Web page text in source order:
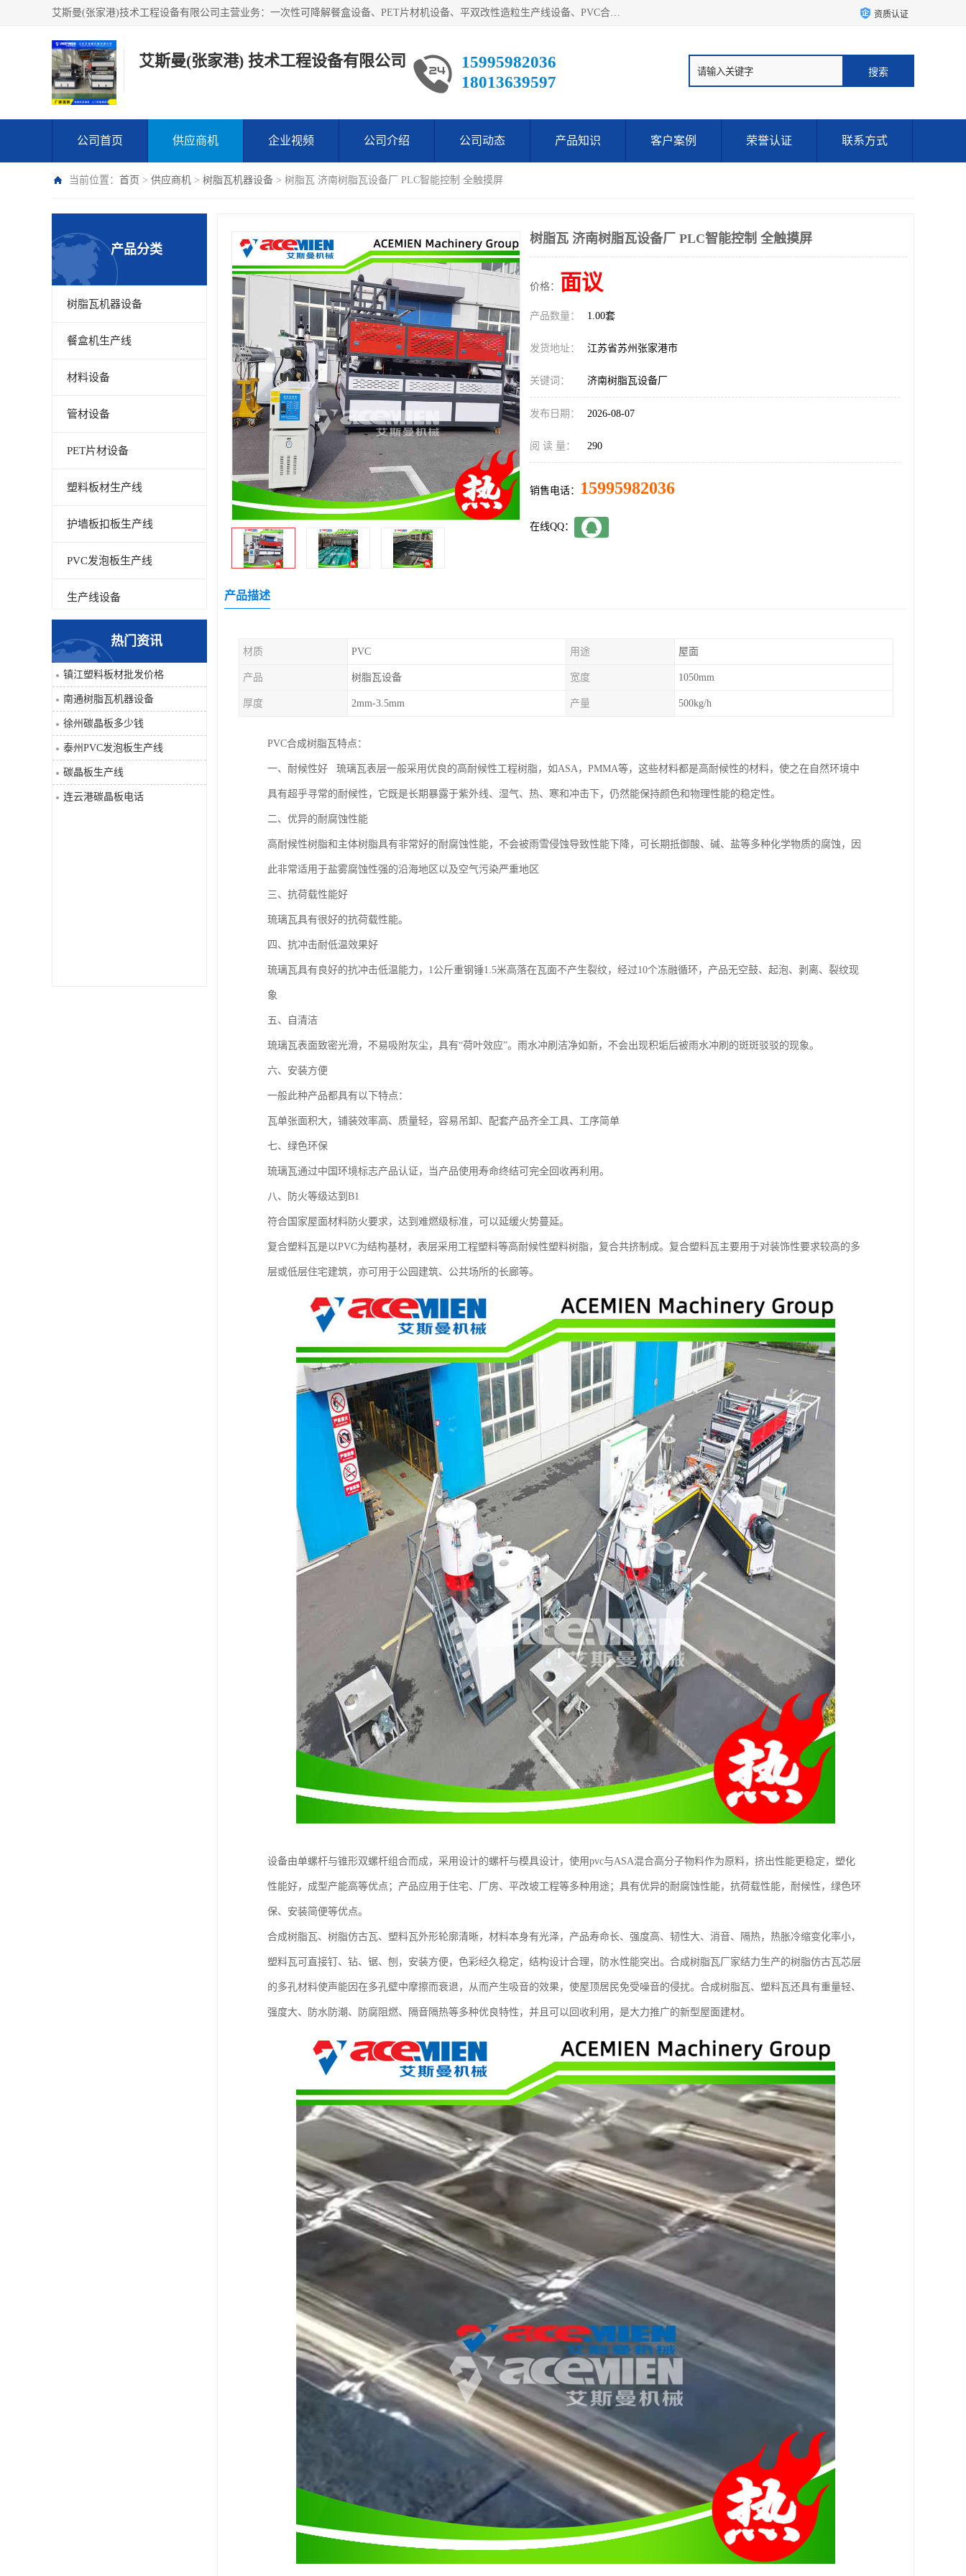
艾斯曼(张家港)技术工程设备有限公司主营业务：一次性可降解餐盒设备、PET片材机设备、平双改性造粒生产线设备、PVC合成树脂瓦设备、PP中空建筑模板设备、PVC管材设备等。成立至今，在国内我们的产品已经销售到全国所有省份，拥有多家客户，在国外产品出口到五十多个国家和地区。 资质认证
艾斯曼(张家港) 技术工程设备有限公司
15995982036
18013639597
公司首页 供应商机 企业视频 公司介绍 公司动态 产品知识 客户案例 荣誉认证 联系方式
当前位置： 首页 > 供应商机 > 树脂瓦机器设备 > 树脂瓦 济南树脂瓦设备厂 PLC智能控制 全触摸屏
产品分类
树脂瓦机器设备
餐盒机生产线
材料设备
管材设备
PET片材设备
塑料板材生产线
护墙板扣板生产线
PVC发泡板生产线
生产线设备
碳晶板生产线
PVC仿大理石板生产线
热门资讯
镇江塑料板材批发价格
南通树脂瓦机器设备
徐州碳晶板多少钱
泰州PVC发泡板生产线
碳晶板生产线
连云港碳晶板电话
树脂瓦 济南树脂瓦设备厂 PLC智能控制 全触摸屏
价格： 面议
产品数量： 1.00套
发货地址： 江苏省苏州张家港市
关键词： 济南树脂瓦设备厂
发布日期： 2026-08-07
阅 读 量： 290
销售电话： 15995982036
在线QQ：
产品描述
材质 PVC 用途 屋面
产品 树脂瓦设备 宽度 1050mm
厚度 2mm-3.5mm 产量 500kg/h
PVC合成树脂瓦特点：
一、耐候性好 琉璃瓦表层一般采用优良的高耐候性工程树脂，如ASA，PMMA等，这些材料都是高耐候性的材料，使之在自然环境中
具有超乎寻常的耐候性，它既是长期暴露于紫外线、湿气、热、寒和冲击下，仍然能保持颜色和物理性能的稳定性。
二、优异的耐腐蚀性能
高耐候性树脂和主体树脂具有非常好的耐腐蚀性能，不会被雨雪侵蚀导致性能下降，可长期抵御酸、碱、盐等多种化学物质的腐蚀，因
此非常适用于盐雾腐蚀性强的沿海地区以及空气污染严重地区
三、抗荷载性能好
琉璃瓦具有很好的抗荷载性能。
四、抗冲击耐低温效果好
琉璃瓦具有良好的抗冲击低温能力，1公斤重钢锤1.5米高落在瓦面不产生裂纹，经过10个冻融循环，产品无空鼓、起泡、剥离、裂纹现
象
五、自清洁
琉璃瓦表面致密光滑，不易吸附灰尘，具有“荷叶效应”。雨水冲刷洁净如新，不会出现积垢后被雨水冲刷的斑斑驳驳的现象。
六、安装方便
一般此种产品都具有以下特点：
瓦单张面积大，铺装效率高、质量轻，容易吊卸、配套产品齐全工具、工序简单
七、绿色环保
琉璃瓦通过中国环境标志产品认证，当产品使用寿命终结可完全回收再利用。
八、防火等级达到B1
符合国家屋面材料防火要求，达到难燃级标准，可以延缓火势蔓延。
复合塑料瓦是以PVC为结构基材，表层采用工程塑料等高耐候性塑料树脂，复合共挤制成。复合塑料瓦主要用于对装饰性要求较高的多
层或低层住宅建筑，亦可用于公园建筑、公共场所的长廊等。
设备由单螺杆与锥形双螺杆组合而成，采用设计的螺杆与模具设计，使用pvc与ASA混合高分子物料作为原料，挤出性能更稳定，塑化
性能好，成型产能高等优点；产品应用于住宅、厂房、平改坡工程等多种用途；具有优异的耐腐蚀性能，抗荷载性能，耐候性，绿色环
保、安装简便等优点。
合成树脂瓦、树脂仿古瓦、塑料瓦外形轮廓清晰，材料本身有光泽，产品寿命长、强度高、韧性大、消音、隔热，热胀冷缩变化率小，
塑料瓦可直接钉、钻、锯、刨，安装方便，色彩经久稳定，结构设计合理，防水性能突出。合成树脂瓦厂家结力生产的树脂仿古瓦芯层
的多孔材料使声能因在多孔壁中摩擦而衰退，从而产生吸音的效果，使屋顶居民免受噪音的侵扰。合成树脂瓦、塑料瓦还具有重量轻、
强度大、防水防潮、防腐阻燃、隔音隔热等多种优良特性，并且可以回收利用，是大力推广的新型屋面建材。